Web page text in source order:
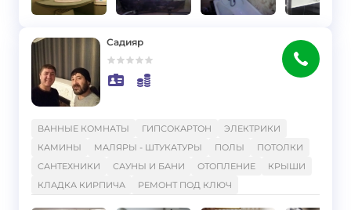
Садияр
ВАННЫЕ КОМНАТЫ ГИПСОКАРТОН
ЭЛЕКТРИКИ
КАМИНЫ
МАЛЯРЫ - ШТУКАТУРЫ ПОЛЫ
ПОТОЛКИ
САНТЕХНИКИ
САУНЫ И БАНИ ОТОПЛЕНИЕ
КРЫШИ
КЛАДКА КИРПИЧА
РЕМОНТ ПОД КЛЮЧ